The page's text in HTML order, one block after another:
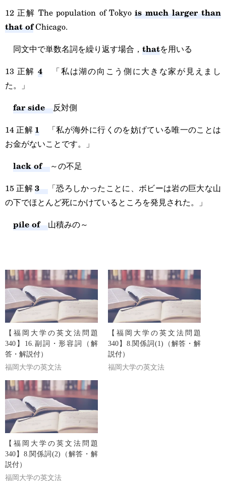
12 正解 The population of Tokyo is much larger than
that ofChicago.
同文中で単数名詞を繰り返す場合， thatを用いる
13 正解 4「私は湖の向こう側に大きな家が見えまし
た。」
far side 反対側
14 正解 1 「私が海外に行くのを妨げている唯一のことは
お金がないことです。」
lack of
～の不足
15 正解3
「恐ろしかったことに、ボビーは岩の巨大な山
の下でほとんど死にかけているところを発見された。」
pile of 山積みの～
【福岡大学の英文法問題
340】16.副詞・形容詞（解
答・解説付）
福岡大学の英文法
【福岡大学の英文法問題
340】8.関係詞(1)（解答・解
説付）
福岡大学の英文法
【福岡大学の英文法問題
340】8.関係詞(2)（解答・解
説付）
福岡大学の英文法